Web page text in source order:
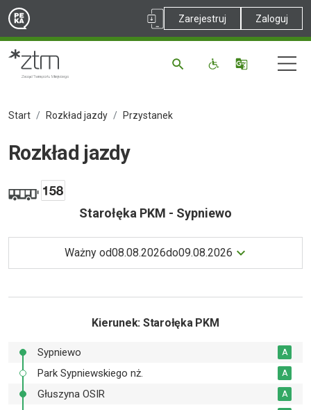
Zarejestruj Zaloguj
Start Rozkład jazdy Przystanek
Rozkład jazdy
Starołęka PKM - Sypniewo
Ważny od08.08.2026do09.08.2026
Kierunek: Starołęka PKM
Sypniewo A
Park Sypniewskiego nż. A
Głuszyna OSIR A